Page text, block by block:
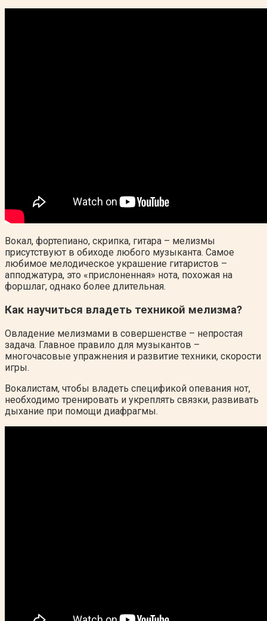
Вокал, фортепиано, скрипка, гитара – мелизмы
присутствуют в обиходе любого музыканта. Самое
любимое мелодическое украшение гитаристов –
апподжатура, это «прислоненная» нота, похожая на
форшлаг, однако более длительная.
Как научиться владеть техникой мелизма?
Овладение мелизмами в совершенстве – непростая
задача. Главное правило для музыкантов –
многочасовые упражнения и развитие техники, скорости
игры.
Вокалистам, чтобы владеть спецификой опевания нот,
необходимо тренировать и укреплять связки, развивать
дыхание при помощи диафрагмы.